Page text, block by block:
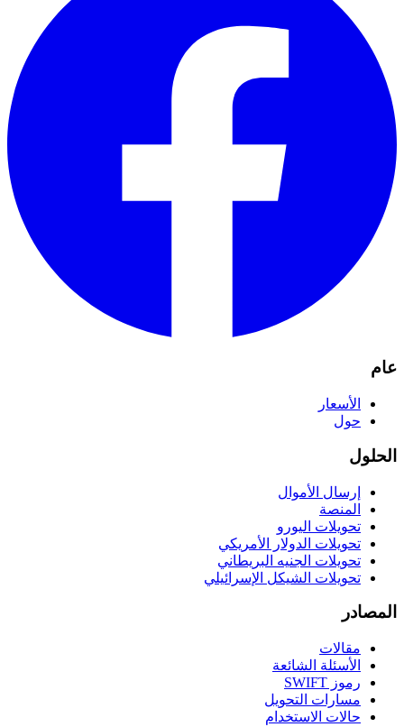
عام
الأسعار
حول
الحلول
إرسال الأموال
المنصة
تحويلات اليورو
تحويلات الدولار الأمريكي
تحويلات الجنيه البريطاني
تحويلات الشيكل الإسرائيلي
المصادر
مقالات
الأسئلة الشائعة
رموز SWIFT
مسارات التحويل
حالات الاستخدام